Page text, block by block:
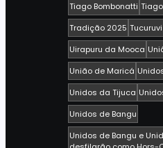
Tiago Bombonatti
Tradição 2025
Uirapuru da Mooca
União de Maricá
Unidos da Tijuca
Unidos de Bangu
Unidos de Bangu e